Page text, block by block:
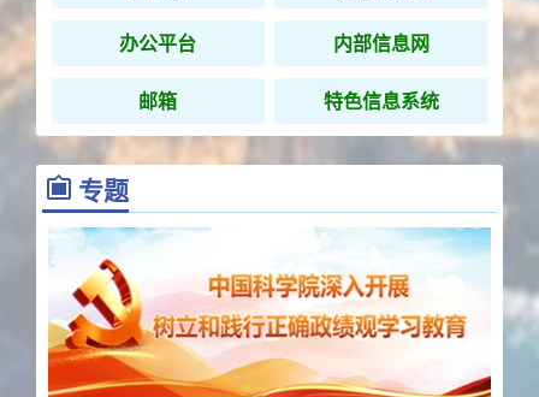
办公平台 内部信息网
邮箱 特色信息系统
专题